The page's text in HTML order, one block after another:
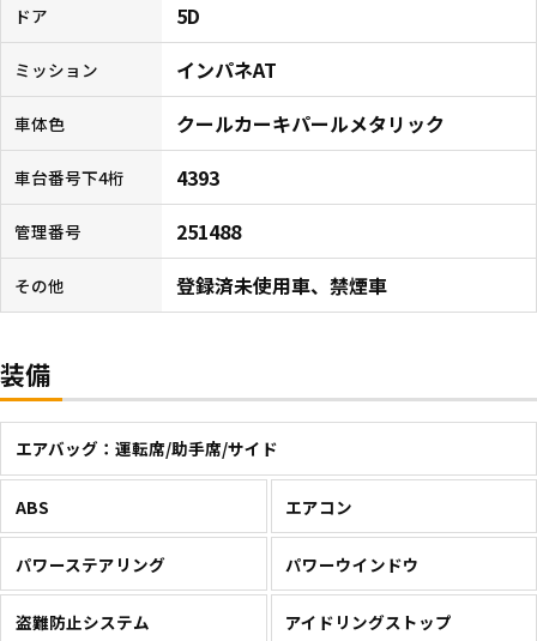
ドア 5D
ミッション インパネAT
車体色 クールカーキパールメタリック
車台番号下4桁 4393
管理番号 251488
その他 登録済未使用車、禁煙車
装備
エアバッグ：運転席/助手席/サイド
ABS エアコン
パワーステアリング パワーウインドウ
盗難防止システム アイドリングストップ